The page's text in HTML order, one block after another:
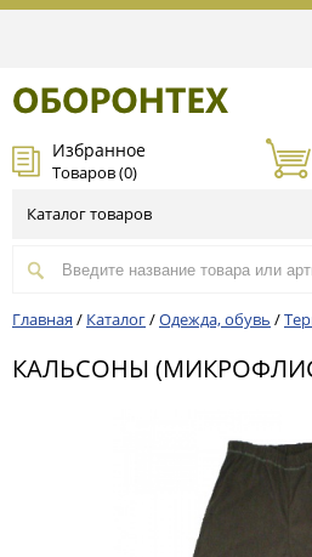
Избранное
Товаров (0)
Каталог товаров
Главная / Каталог/Одежда, обувь /
КАЛЬСОНЫ